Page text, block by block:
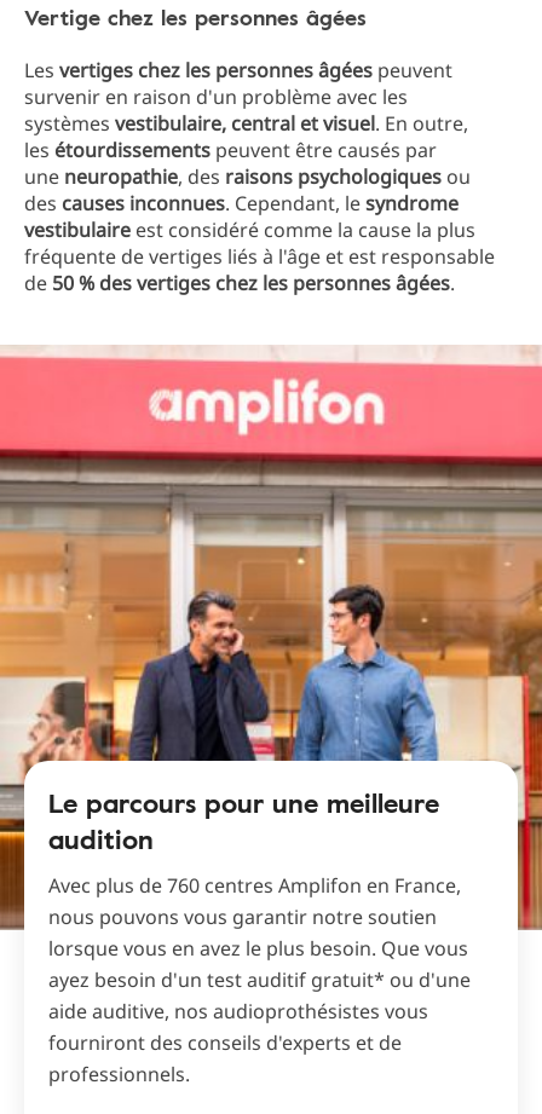
Vertige chez les personnes âgées
Les vertiges chez les personnes âgées peuvent
survenir en raison d'un problème avec les
systèmes vestibulaire, central et visuel. En outre,
les étourdissements peuvent être causés par
une neuropathie, des raisons psychologiques ou
des causes inconnues. Cependant, lesyndrome
vestibulaire est considéré comme la cause la plus
fréquente de vertiges liés à l'âge et est responsable
de 50 % des vertiges chez les personnes âgées.
Le parcours pour une meilleure
audition
Avec plus de 760 centres Amplifon en France,
nous pouvons vous garantir notre soutien
lorsque vous en avez le plus besoin. Que vous
ayez besoin d'un test auditif gratuit* ou d'une
aide auditive, nos audioprothésistes vous
fourniront des conseils d'experts et de
professionnels.